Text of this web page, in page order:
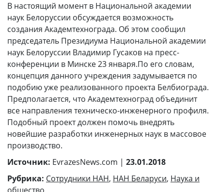
В настоящий момент в Национальной академии
наук Белоруссии обсуждается возможность
создания Академтехнограда. Об этом сообщил
председатель Президиума Национальной академии
наук Белоруссии Владимир Гусаков на пресс-
конференции в Минске 23 января.По его словам,
концепция данного учреждения задумывается по
подобию уже реализованного проекта Белбиограда.
Предполагается, что Академтехноград объединит
все направления техническо-инженерного профиля.
Подобный проект должен помочь внедрять
новейшие разработки инженерных наук в массовое
производство.
Источник: EvrazesNews.com | 23.01.2018
Рубрика: Сотрудники НАН, НАН Беларуси, Наука и